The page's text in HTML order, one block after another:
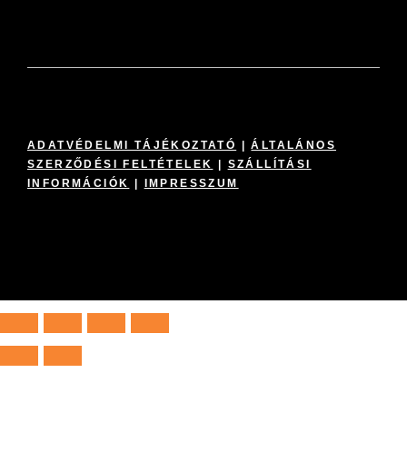
ADATVÉDELMI TÁJÉKOZTATÓ |ÁLTALÁNOS
SZERZŐDÉSI FELTÉTELEK
| SZÁLLÍTÁSI
INFORMÁCIÓK
| IMPRESSZUM